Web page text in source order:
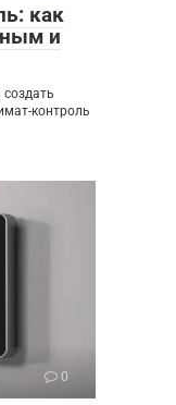
как
и
создать
контроль
0